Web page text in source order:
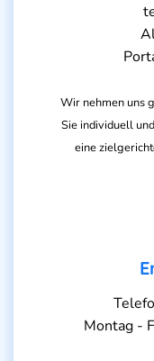
Wir nehmen uns
Sie individuell
eine
Montag -